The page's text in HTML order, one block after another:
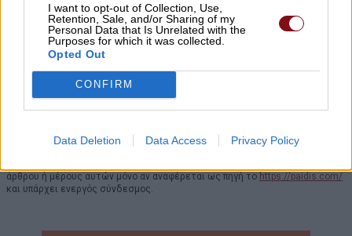
I want to opt-out of Collection, Use,
Retention, Sale, and/or Sharing of my
Personal Data that Is Unrelated with the
Purposes for which it was collected.
Opted Out
CONFIRM
Data Deletion Data Access Privacy Policy
άρθρου ή μέρους αυτών μόνο αν αναφέρεται ως πηγή το https://paidis.com/
και υπάρχει ενεργός σύνδεσμος.